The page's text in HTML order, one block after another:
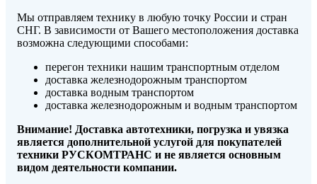
Мы отправляем технику в любую точку России и стран
СНГ. В зависимости от Вашего местоположения доставка
возможна следующими способами:
перегон техники нашим транспортным отделом
доставка железнодорожным транспортом
доставка водным транспортом
доставка железнодорожным и водным транспортом
Внимание! Доставка автотехники, погрузка и увязка
является дополнительной услугой для покупателей
техники РУСКОМТРАНС и не является основным
видом деятельности компании.